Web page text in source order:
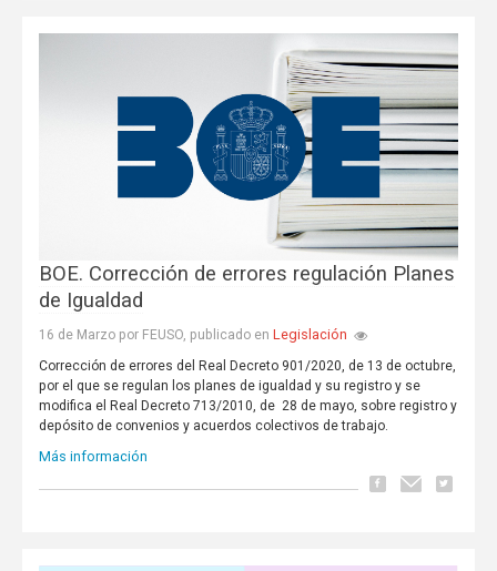
BOE. Corrección de errores regulación Planes
de Igualdad
16 de Marzo por FEUSO, publicado en Legislación
Corrección de errores del Real Decreto 901/2020, de 13 de octubre,
por el que se regulan los planes de igualdad y su registro y se
modifica el Real Decreto 713/2010, de 28 de mayo, sobre registro y
depósito de convenios y acuerdos colectivos de trabajo.
Más información